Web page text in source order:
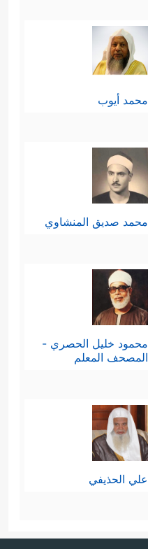
محمد أيوب
محمد صديق المنشاوي
محمود خليل الحصري -
المصحف المعلم
علي الحذيفي